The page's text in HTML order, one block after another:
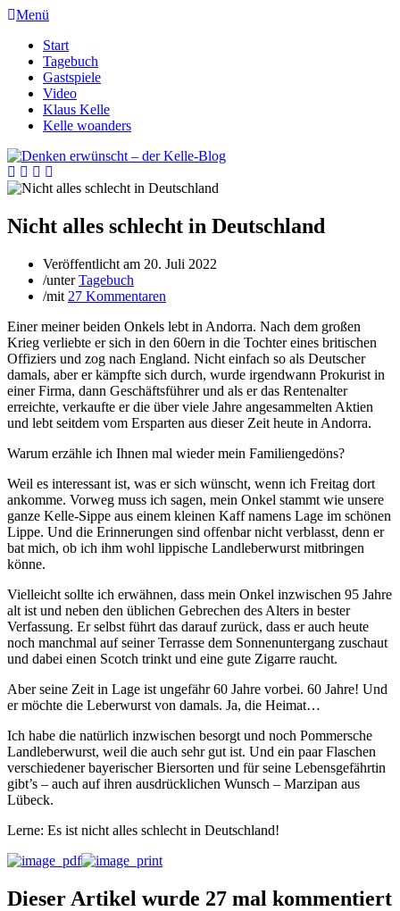
Menü
Start
Tagebuch
Gastspiele
Video
Klaus Kelle
Kelle woanders
Nicht alles schlecht in Deutschland
Veröffentlicht am 20. Juli 2022
/unterTagebuch
/mit 27 Kommentaren
Einer meiner beiden Onkels lebt in Andorra. Nach dem großen
Krieg verliebte er sich in den 60ern in die Tochter eines britischen
Offiziers und zog nach England. Nicht einfach so als Deutscher
damals, aber er kämpfte sich durch, wurde irgendwann Prokurist in
einer Firma, dann Geschäftsführer und als er das Rentenalter
erreichte, verkaufte er die über viele Jahre angesammelten Aktien
und lebt seitdem vom Ersparten aus dieser Zeit heute in Andorra.
Warum erzähle ich Ihnen mal wieder mein Familiengedöns?
Weil es interessant ist, was er sich wünscht, wenn ich Freitag dort
ankomme. Vorweg muss ich sagen, mein Onkel stammt wie unsere
ganze Kelle-Sippe aus einem kleinen Kaff namens Lage im schönen
Lippe. Und die Erinnerungen sind offenbar nicht verblasst, denn er
bat mich, ob ich ihm wohl lippische Landleberwurst mitbringen
könne.
Vielleicht sollte ich erwähnen, dass mein Onkel inzwischen 95 Jahre
alt ist und neben den üblichen Gebrechen des Alters in bester
Verfassung. Er selbst führt das darauf zurück, dass er auch heute
noch manchmal auf seiner Terrasse dem Sonnenuntergang zuschaut
und dabei einen Scotch trinkt und eine gute Zigarre raucht.
Aber seine Zeit in Lage ist ungefähr 60 Jahre vorbei. 60 Jahre! Und
er möchte die Leberwurst von damals. Ja, die Heimat…
Ich habe die natürlich inzwischen besorgt und noch Pommersche
Landleberwurst, weil die auch sehr gut ist. Und ein paar Flaschen
verschiedener bayerischer Biersorten und für seine Lebensgefährtin
gibt’s – auch auf ihren ausdrücklichen Wunsch – Marzipan aus
Lübeck.
Lerne: Es ist nicht alles schlecht in Deutschland!
Dieser Artikel wurde 27 mal kommentiert